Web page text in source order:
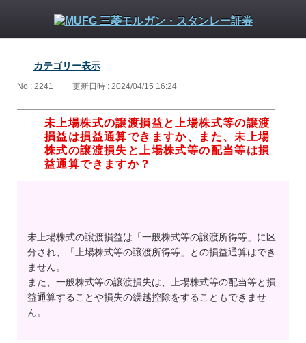
カテゴリー表示
No : 2241 更新日時 : 2024/04/15 16:24
未上場株式の譲渡損益と上場株式等の譲渡
損益は損益通算できますか、また、未上場
株式の譲渡損失と上場株式等の配当等は損
益通算できますか？
未上場株式の譲渡損益は「一般株式等の譲渡所得等」に区
分され、「上場株式等の譲渡所得等」との損益通算はでき
ません。
また、一般株式等の譲渡損失は、上場株式等の配当等と損
益通算することや損失の繰越控除をすることもできませ
ん。